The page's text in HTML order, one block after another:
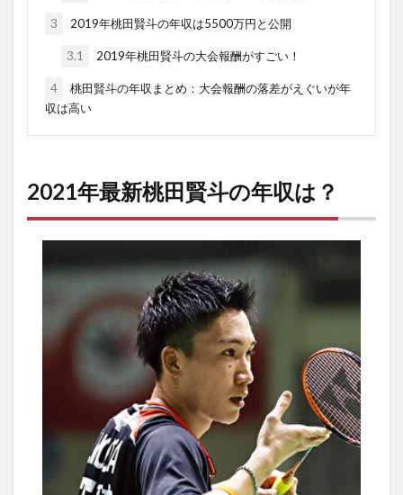
3 2019年桃田賢斗の年収は5500万円と公開
3.1 2019年桃田賢斗の大会報酬がすごい！
4
桃田賢斗の年収まとめ：大会報酬の落差がえぐいが年
収は高い
2021年最新桃田賢斗の年収は？